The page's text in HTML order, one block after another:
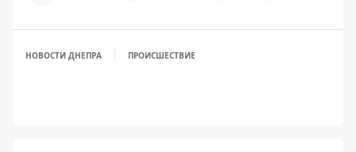
НОВОСТИ ДНЕПРА ПРОИСШЕСТВИЕ